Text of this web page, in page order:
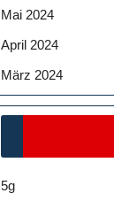
Mai 2024
April 2024
März 2024
5g